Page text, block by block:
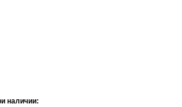
наличии: